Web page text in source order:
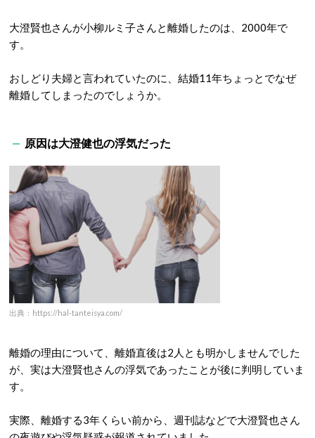
大澄賢也さんが小柳ルミ子さんと離婚したのは、2000年で
す。
おしどり夫婦と言われていたのに、結婚11年ちょっとでなぜ
離婚してしまったのでしょうか。
原因は大澄健也の浮気だった
出典：https://hal-tanteisya.com/
離婚の理由について、離婚直後は2人とも明かしませんでした
が、実は大澄賢也さんの浮気であったことが後に判明していま
す。
実際、離婚する3年くらい前から、週刊誌などで大澄賢也さん